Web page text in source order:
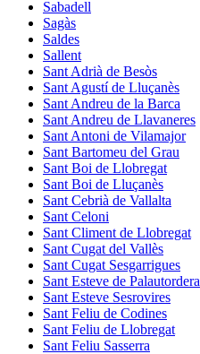
Sabadell
Sagàs
Saldes
Sallent
Sant Adrià de Besòs
Sant Agustí de Lluçanès
Sant Andreu de la Barca
Sant Andreu de Llavaneres
Sant Antoni de Vilamajor
Sant Bartomeu del Grau
Sant Boi de Llobregat
Sant Boi de Lluçanès
Sant Cebrià de Vallalta
Sant Celoni
Sant Climent de Llobregat
Sant Cugat del Vallès
Sant Cugat Sesgarrigues
Sant Esteve de Palautordera
Sant Esteve Sesrovires
Sant Feliu de Codines
Sant Feliu de Llobregat
Sant Feliu Sasserra